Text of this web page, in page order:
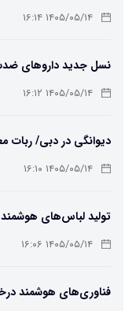
نگه دارد۱۴۰۵/۰۵/۱۴ ۱۶:۱۴
نسل جدید داروهای
۱۴۰۵/۰۵/۱۴ ۱۶:۱۲
دیوانگی در دبی/ ربات
۱۴۰۵/۰۵/۱۴ ۱۶:۱۰
تولید لباس‌های
کریگامی»
۱۴۰۵/۰۵/۱۴ ۱۶:۰۶
فناوری‌های هوشمند